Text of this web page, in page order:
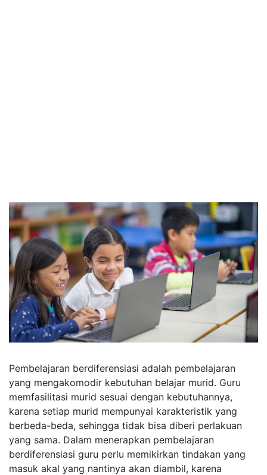
Pembelajaran berdiferensiasi adalah pembelajaran
yang mengakomodir kebutuhan belajar murid. Guru
memfasilitasi murid sesuai dengan kebutuhannya,
karena setiap murid mempunyai karakteristik yang
berbeda-beda, sehingga tidak bisa diberi perlakuan
yang sama. Dalam menerapkan pembelajaran
berdiferensiasi guru perlu memikirkan tindakan yang
masuk akal yang nantinya akan diambil, karena